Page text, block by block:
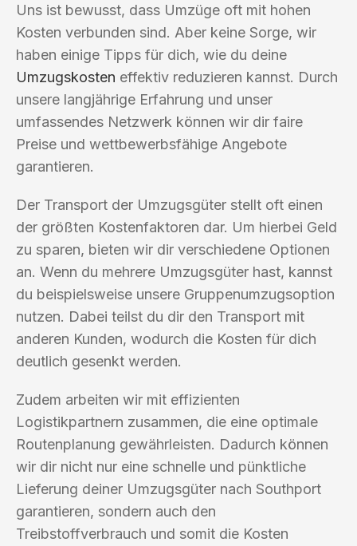
Uns ist bewusst, dass Umzüge oft mit hohen
Kosten verbunden sind. Aber keine Sorge, wir
haben einige Tipps für dich, wie du deine
Umzugskosten effektiv reduzieren kannst. Durch
unsere langjährige Erfahrung und unser
umfassendes Netzwerk können wir dir faire
Preise und wettbewerbsfähige Angebote
garantieren.
Der Transport der Umzugsgüter stellt oft einen
der größten Kostenfaktoren dar. Um hierbei Geld
zu sparen, bieten wir dir verschiedene Optionen
an. Wenn du mehrere Umzugsgüter hast, kannst
du beispielsweise unsere Gruppenumzugsoption
nutzen. Dabei teilst du dir den Transport mit
anderen Kunden, wodurch die Kosten für dich
deutlich gesenkt werden.
Zudem arbeiten wir mit effizienten
Logistikpartnern zusammen, die eine optimale
Routenplanung gewährleisten. Dadurch können
wir dir nicht nur eine schnelle und pünktliche
Lieferung deiner Umzugsgüter nach Southport
garantieren, sondern auch den
Treibstoffverbrauch und somit die Kosten